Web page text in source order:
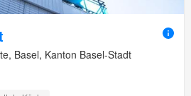
Basel, Kanton Basel-Stadt